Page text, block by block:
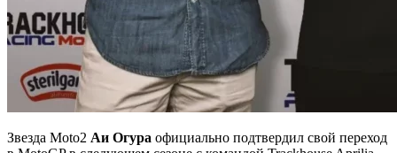
Звезда Moto2 Аи Огура официально подтвердил свой переход